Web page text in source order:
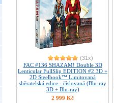
(31x)
FAC #136 SHAZAM! Double 3D
Lenticular FullSlip EDITION #2 3D +
2D Steelbook™ Limitovaná
sběratelská edice - číslovaná (Blu-ray
3D + Blu-ray)
2 999 Kč